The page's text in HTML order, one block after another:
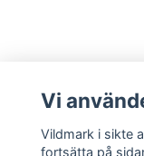
Vi
Vildmark i sikte
fortsätta på